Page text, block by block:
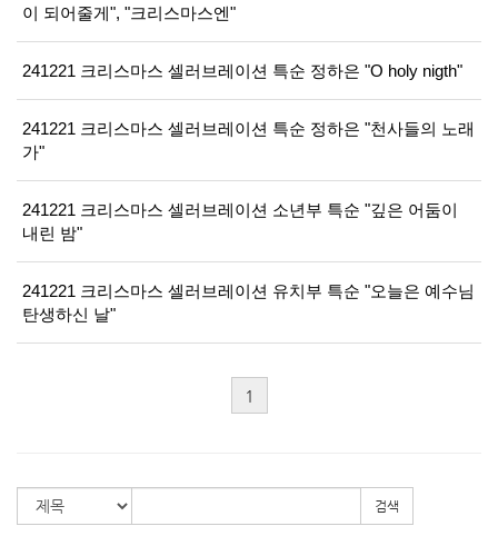
이 되어줄게", "크리스마스엔"
241221 크리스마스 셀러브레이션 특순 정하은 "O holy nigth"
241221 크리스마스 셀러브레이션 특순 정하은 "천사들의 노래
가"
241221 크리스마스 셀러브레이션 소년부 특순 "깊은 어둠이
내린 밤"
241221 크리스마스 셀러브레이션 유치부 특순 "오늘은 예수님
탄생하신 날"
1
검색